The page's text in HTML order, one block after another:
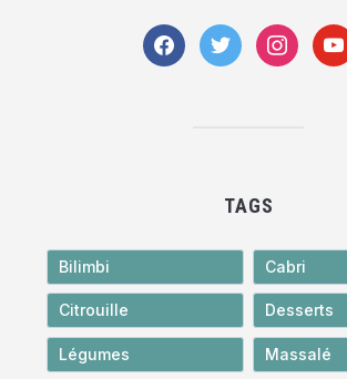
facebooktwitter instagram
TAGS
Bilimbi Cabri
Citrouille Desserts
Légumes Massalé